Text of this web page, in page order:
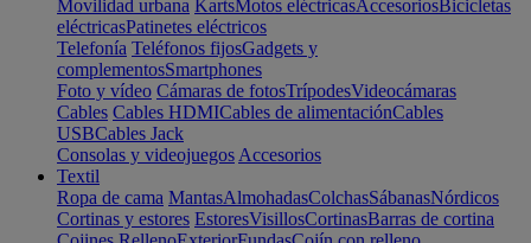
Movilidad urbana KartsMotos eléctricasAccesoriosBicicletas
eléctricasPatinetes eléctricos
Telefonía Teléfonos fijosGadgets y
complementosSmartphones
Foto y vídeo Cámaras de fotosTrípodesVideocámaras
Cables Cables HDMICables de alimentaciónCables
USBCables Jack
Consolas y videojuegos Accesorios
Textil
Ropa de cama MantasAlmohadasColchasSábanasNórdicos
Cortinas y estores EstoresVisillosCortinasBarras de cortina